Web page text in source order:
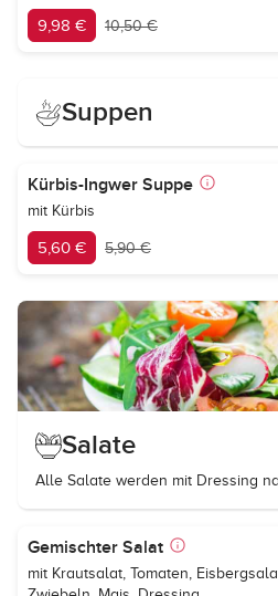
9,98 € 10,50 €
Suppen
Kürbis-Ingwer Suppe
mit Kürbis
5,60 € 5,90 €
Salate
Alle Salate werden mit Dressing
Gemischter Salat
mit Krautsalat, Tomaten,